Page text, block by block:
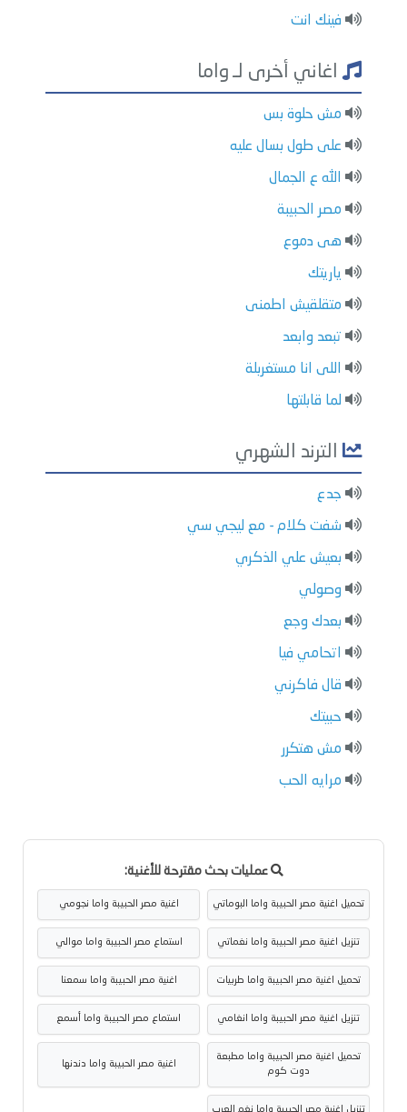
فينك انت
اغاني أخرى لـ واما
مش حلوة بس
على طول بسال عليه
الله ع الجمال
مصر الحبيبة
هى دموع
ياريتك
متقلقيش اطمنى
تبعد وابعد
اللى انا مستغربلة
لما قابلتها
الترند الشهري
جدع
شفت كلام - مع ليجي سي
بعيش علي الذكري
وصولي
بعدك وجع
اتحامي فيا
قال فاكرني
حبيتك
مش هتكرر
مرايه الحب
عمليات بحث مقترحة للأغنية:
تحميل اغنية مصر الحبيبة واما البوماتي اغنية مصر الحبيبة واما نجومي
تنزيل اغنية مصر الحبيبة واما نغماتي استماع مصر الحبيبة واما موالي
تحميل اغنية مصر الحبيبة واما طربيات اغنية مصر الحبيبة واما سمعنا
تنزيل اغنية مصر الحبيبة واما انغامي استماع مصر الحبيبة واما أسمع
تحميل اغنية مصر الحبيبة واما مطبعة
دوت كوم
اغنية مصر الحبيبة واما دندنها
تنزيل اغنية مصر الحبيبة واما نغم العرب